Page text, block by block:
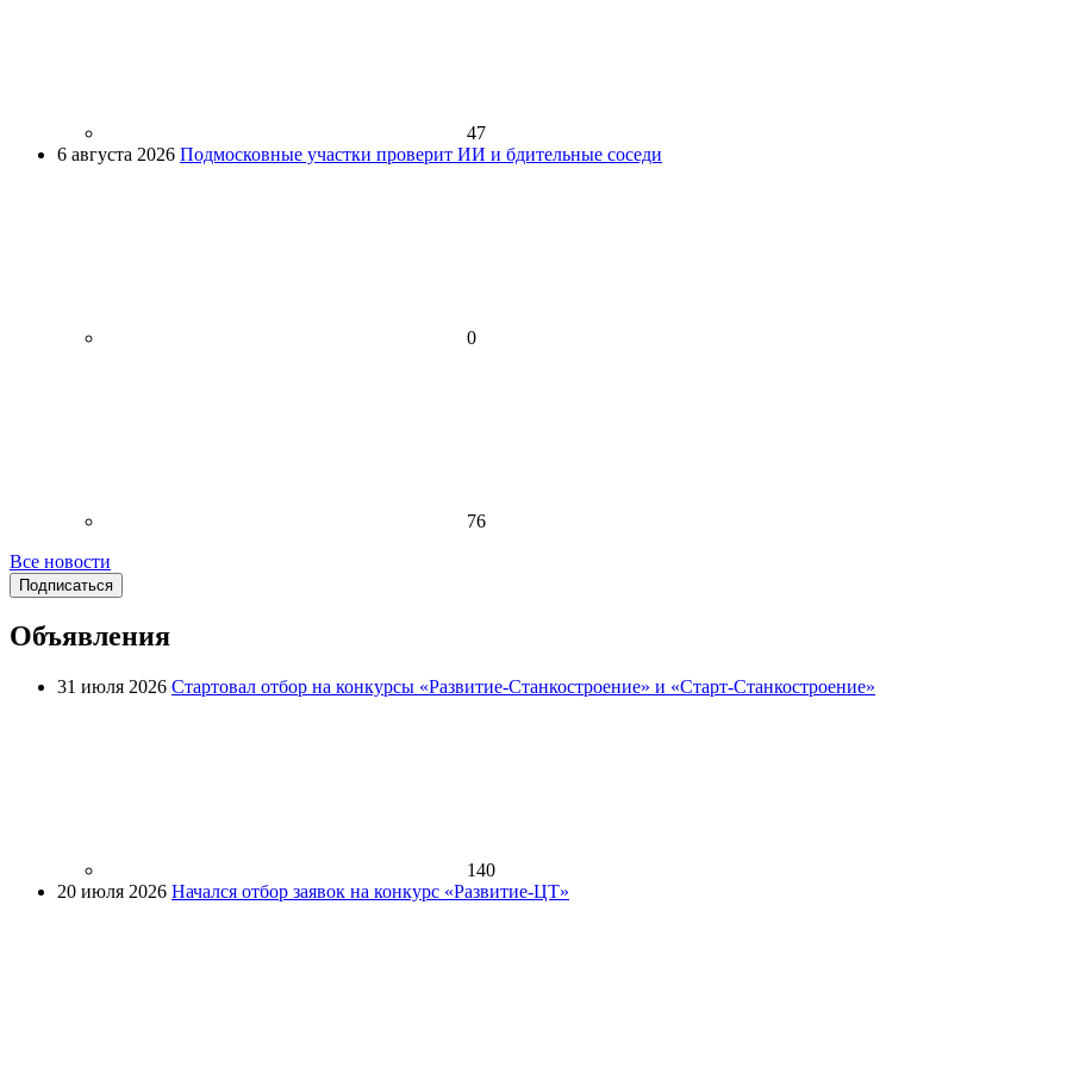
47
6 августа 2026 Подмосковные участки проверит ИИ и бдительные соседи
0
76
Все новости
Подписаться
Объявления
31 июля 2026 Стартовал отбор на конкурсы «Развитие-Станкостроение» и «Старт-Станкостроение»
140
20 июля 2026 Начался отбор заявок на конкурс «Развитие-ЦТ»